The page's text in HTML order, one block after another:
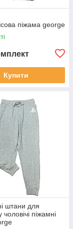
піжама george
Купити
штани для
чоловічі піжамні